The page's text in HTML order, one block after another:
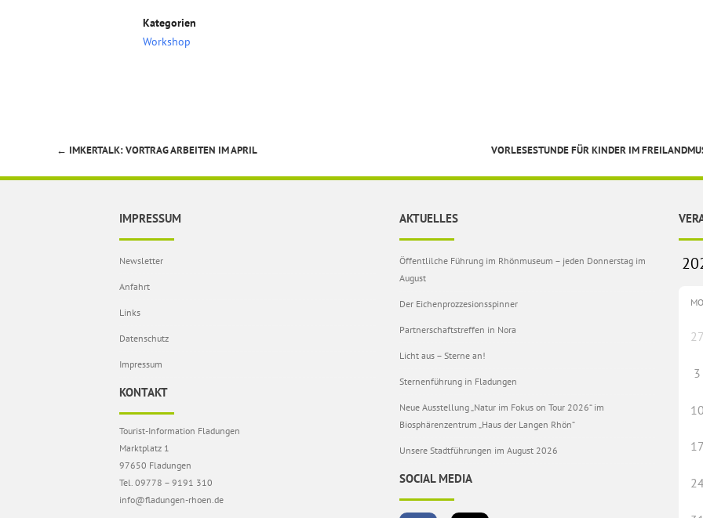
Kategorien
Workshop
Beitragsnavigation
← IMKERTALK: VORTRAG ARBEITEN IM APRIL VORLESESTUNDE FÜR KINDER IM
IMPRESSUM
Newsletter
Anfahrt
Links
Datenschutz
Impressum
KONTAKT
Tourist-Information Fladungen
Marktplatz 1
97650 Fladungen
Tel. 09778 – 9191 310
info@fladungen-rhoen.de
AKTUELLES
Öffentlilche Führung im Rhönmuseum – jeden Donnerstag im
August
Der Eichenprozzesionsspinner
Partnerschaftstreffen in Nora
Licht aus – Sterne an!
Sternenführung in Fladungen
Neue Ausstellung „Natur im Fokus on Tour 2026“ im
Biosphärenzentrum „Haus der Langen Rhön“
Unsere Stadtführungen im August 2026
SOCIAL MEDIA
MO
27
3
10
17